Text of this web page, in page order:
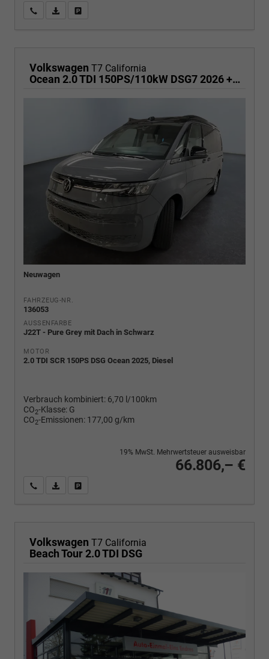
Wir rufen Sie anPDF-Fahrzeugexposé drucken
Volkswagen T7 California
Ocean 2.0 TDI 150PS/110kW DSG7 2026 +TOP & PARK PAKET+18" ALU+AHK+TRAVEL ASSIST+EL- HEBEDACH, BASALT GRAU+CAMPINGAUSBAU
Neuwagen
FAHRZEUG-NR.
136053
AUSSENFARBE
J22T - Pure Grey mit Dach in Schwarz
MOTOR
2.0 TDI SCR 150PS DSG Ocean 2025, Diesel
Verbrauch kombiniert: 6,70 l/100km
CO2-Klasse: G
CO2-Emissionen: 177,00 g/km
66.806,– €
19% MwSt. Mehrwertsteuer ausweisbar
Wir rufen Sie anPDF-Fahrzeugexposé drucken
Volkswagen T7 California
Beach Tour 2.0 TDI DSG